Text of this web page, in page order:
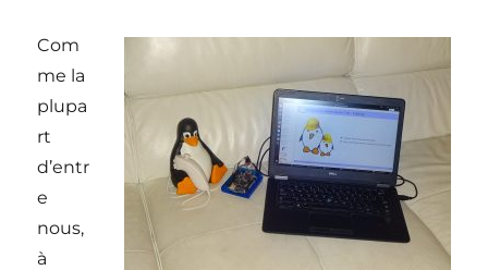
Com
me la
plupa
rt
d’entr
e
nous,
à